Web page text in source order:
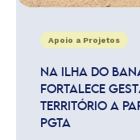
Apoio a Projetos
NA ILHA DO
FORTALECE
TERRITÓRIO A
PGTA